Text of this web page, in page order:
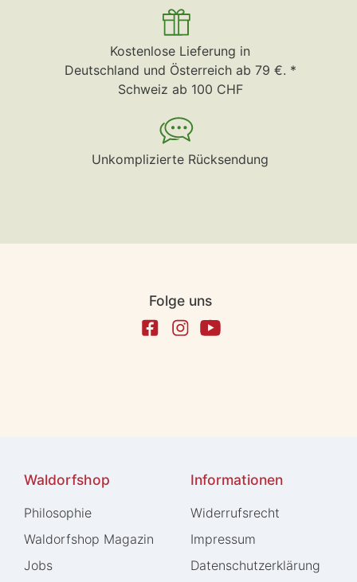
Kostenlose Lieferung in
Deutschland und Österreich ab 79 €. *
Schweiz ab 100 CHF
Unkomplizierte Rücksendung
Folge uns
Waldorfshop
Philosophie
Waldorfshop Magazin
Jobs
Informationen
Widerrufs­recht
Impressum
Daten­schutz­erklärung